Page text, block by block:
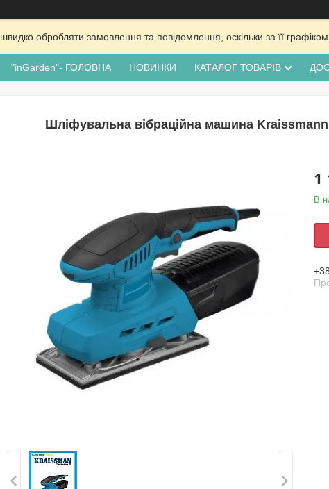
обробляти замовлення та повідомлення, оскільки за її
"inGarden"- ГОЛОВНА НОВИНКИ КАТАЛОГ ТОВАРІВ
Шліфувальна вібраційна машина
1
В